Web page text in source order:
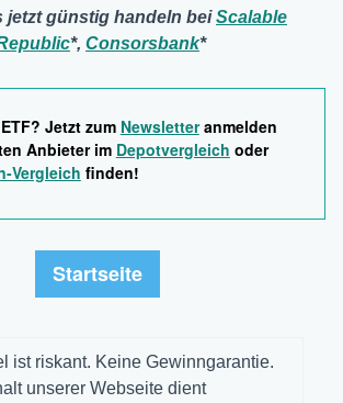
jetzt günstig handeln beiScalable
*, Consorsbank*
Jetzt zum Newsletteranmelden
Anbieter im Depotvergleich oder
Vergleich finden!
Startseite
ist riskant. Keine Gewinngarantie.
unserer Webseite dient